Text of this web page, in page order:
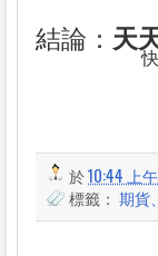
結論： 天
於10:44 上午
標籤： 期貨